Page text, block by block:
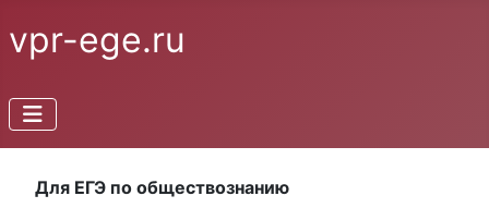
vpr-ege.ru
Для ЕГЭ по обществознанию